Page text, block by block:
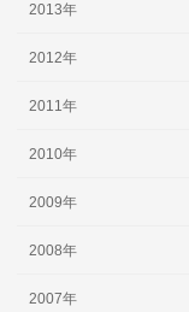
2013年
2012年
2011年
2010年
2009年
2008年
2007年